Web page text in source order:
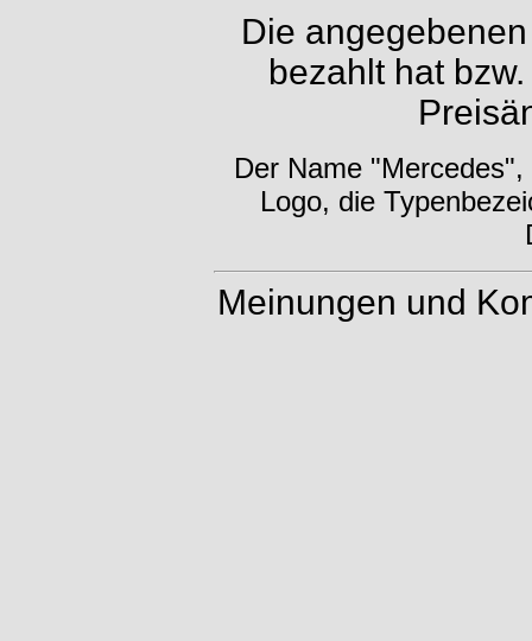
Die
bezahlt hat
Der Name
Logo, die
Meinungen und